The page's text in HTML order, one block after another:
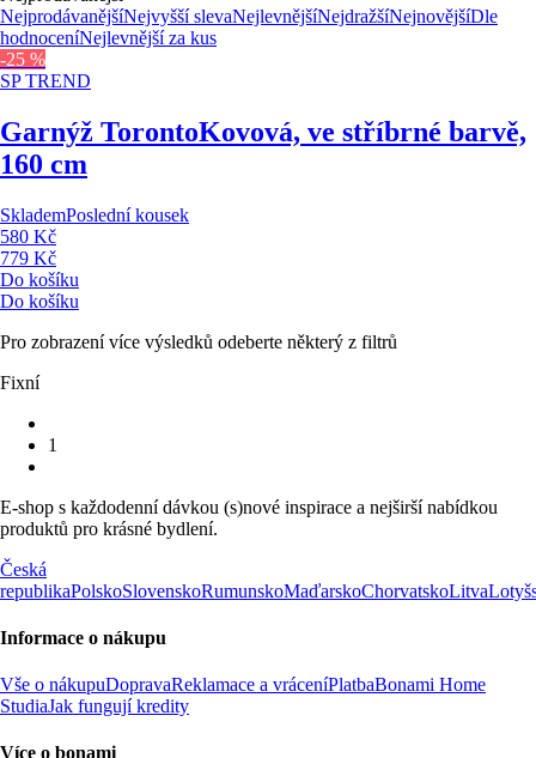
NejprodávanějšíNejvyšší slevaNejlevnějšíNejdražšíNejnovějšíDle
hodnoceníNejlevnější za kus
-25 %
SP TREND
Garnýž TorontoKovová, ve stříbrné barvě,
160 cm
SklademPoslední kousek
580 Kč
779 Kč
Do košíku
Do košíku
Pro zobrazení více výsledků odeberte některý z filtrů
Fixní
1
E-shop s každodenní dávkou (s)nové inspirace a nejširší nabídkou
produktů pro krásné bydlení.
Česká
republikaPolskoSlovenskoRumunskoMaďarskoChorvatskoLitva
Informace o nákupu
Vše o nákupuDopravaReklamace a vráceníPlatbaBonami Home
StudiaJak fungují kredity
Více o bonami